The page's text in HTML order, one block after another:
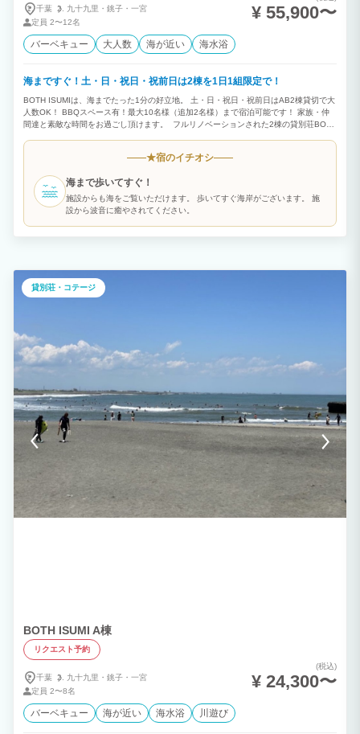
千葉 九十九里・ 銚子・ 一宮
定員 2〜12名 ¥ 55,900〜
バーベキュー 大人数 海が近い 海水浴
海まですぐ！土・日・祝日・祝前日は2棟を1日1組限定で！
BOTH ISUMIは、海までたった1分の好立地。 土・日・祝日・祝前日はAB2棟貸切で大
人数OK！ BBQスペース有！最大10名様（追加2名様）まで宿泊可能です！ 家族・仲
間達と素敵な時間をお過ごし頂けます。 フルリノベーションされた2棟の貸別荘BOTH
★宿のイチオシ
海まで歩いてすぐ！
施設からも海をご覧いただけます。 歩いてすぐ海岸がございます。 施
設から波音に癒やされてください。
貸別荘・コテージ
BOTH ISUMI A棟
リクエスト予約
千葉 九十九里・ 銚子・ 一宮
定員 2〜8名
(税込)
¥ 24,300〜
バーベキュー 海が近い 海水浴 川遊び